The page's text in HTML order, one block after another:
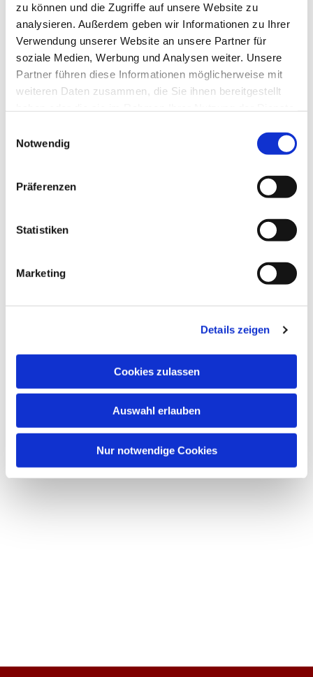
zu können und die Zugriffe auf unsere Website zu
analysieren. Außerdem geben wir Informationen zu Ihrer
Verwendung unserer Website an unsere Partner für
soziale Medien, Werbung und Analysen weiter. Unsere
Partner führen diese Informationen möglicherweise mit
weiteren Daten zusammen, die Sie ihnen bereitgestellt
Notwendig
Präferenzen
Statistiken
Marketing
Details zeigen
Cookies zulassen
Auswahl erlauben
Nur notwendige Cookies